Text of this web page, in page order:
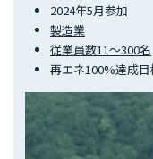
2024年5月参加
製造業
従業員数11～300名
再エネ100%達成